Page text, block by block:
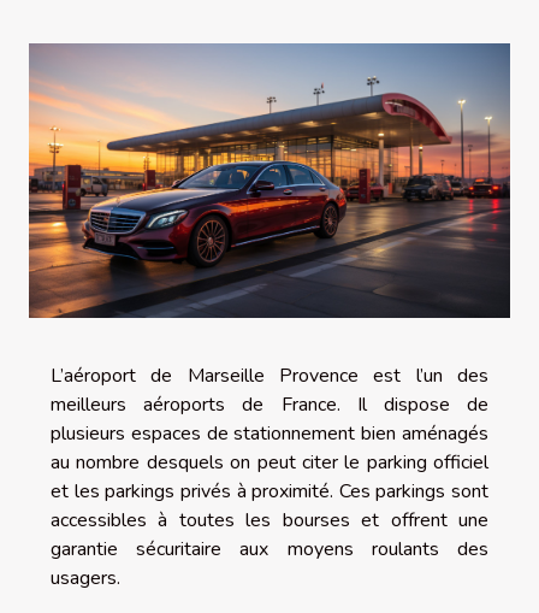
L’aéroport de Marseille Provence est l’un des
meilleurs aéroports de France. Il dispose de
plusieurs espaces de stationnement bien aménagés
au nombre desquels on peut citer le parking officiel
et les parkings privés à proximité. Ces parkings sont
accessibles à toutes les bourses et offrent une
garantie sécuritaire aux moyens roulants des
usagers.